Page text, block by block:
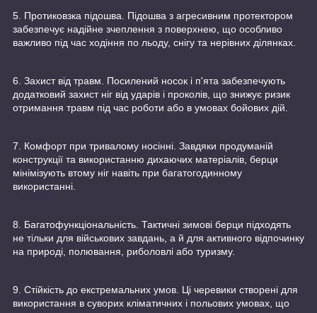
5. Протиковзка підошва. Підошва з агресивним протектором
забезпечує надійне зчеплення з поверхнею, що особливо
важливо під час ходіння по льоду, снігу та нерівних ділянках.
6. Захист від травм. Посилений носок і п'ята забезпечують
додатковий захист ніг від ударів і проколів, що знижує ризик
отримання травм під час роботи або в умовах бойових дій.
7. Комфорт при тривалому носінні. Завдяки продуманій
конструкції та використанню дихаючих матеріалів, берци
мінімізують втому ніг навіть при багатогодинному
використанні.
8. Багатофункціональність. Тактичні зимові берци підходять
не тільки для військових завдань, а й для активного відпочинку
на природі, полювання, риболовлі або туризму.
9. Стійкість до екстремальних умов. Ці черевики створені для
використання в суворих кліматичних і польових умовах, що